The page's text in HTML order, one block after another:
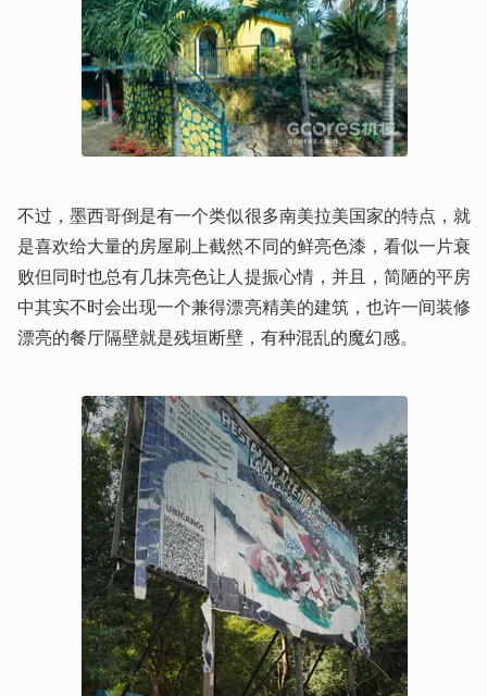
不过，墨西哥倒是有一个类似很多南美拉美国家的特点，就
是喜欢给大量的房屋刷上截然不同的鲜亮色漆，看似一片衰
败但同时也总有几抹亮色让人提振心情，并且，简陋的平房
中其实不时会出现一个兼得漂亮精美的建筑，也许一间装修
漂亮的餐厅隔壁就是残垣断壁，有种混乱的魔幻感。